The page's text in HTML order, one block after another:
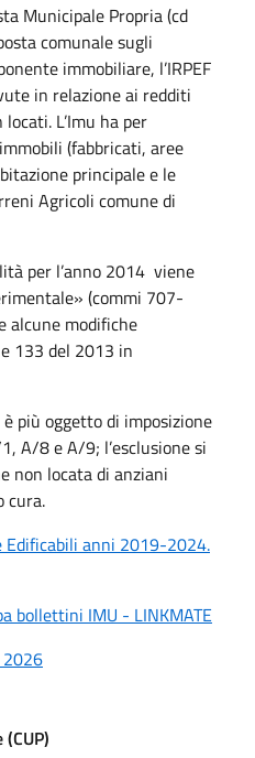
Municipale Propria (cd
comunale sugli
immobiliare, l’IRPEF
in relazione ai redditi
L’Imu ha per
(fabbricati, aree
principale e le
Agricoli comune di
per l’anno 2014 viene
(commi 707-
alcune modifiche
133 del 2013 in
più oggetto di imposizione
A/8 e A/9; l’esclusione si
non locata di anziani
cura.
Edificabili anni 2019-2024.
bollettini IMU - LINKMATE
2026